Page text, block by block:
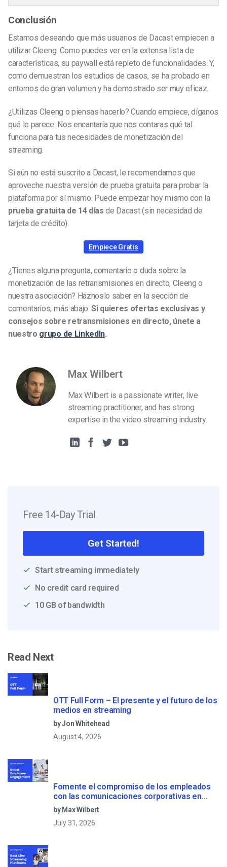
Conclusión
Estamos deseando que más usuarios de Dacast empiecen a
utilizar Cleeng. Como puedes ver en la extensa lista de
características, su paywall está repleto de funcionalidades. Y,
como demuestran los estudios de casos, se ha probado en
entornos de gran volumen y ha demostrado ser muy eficaz.
¿Utilizas Cleeng o piensas hacerlo? Cuando empiece, díganos
qué le parece. Nos encantaría que nos contaras qué tal
funciona para tus necesidades de monetización del
streaming.
Si aún no está suscrito a Dacast, le recomendamos que
aproveche nuestra versión de prueba gratuita para probar la
plataforma por sí mismo. Puede empezar hoy mismo con la
prueba gratuita de 14 díasde Dacast (sin necesidad de
tarjeta de crédito).
Empiece Gratis
¿Tienes alguna pregunta, comentario o duda sobre la
monetización de las retransmisiones en directo, Cleeng o
nuestra asociación? Háznoslo saber en la sección de
comentarios, más abajo.Si quieres ofertas exclusivas y
consejos sobre retransmisiones en directo, únete a
nuestro grupo de LinkedIn.
Max Wilbert
Max Wilbert is a passionate writer, live
streaming practitioner, and has strong
expertise in the video streaming industry.
Free 14-Day Trial
Get Started!
Start streaming immediately
No credit card required
10 GB of bandwidth
Read Next
OTT Full Form – El presente y el futuro de los
medios en streaming
by Jon Whitehead
August 4, 2026
Fomente el compromiso de los empleados
con las comunicaciones corporativas en
directo
by Max Wilbert
July 31, 2026